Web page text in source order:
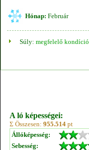
Hónap: Február
Súly: megfelelő kondíció
A ló képességei:
Σ Összesen: 955.514 pt
Állóképesség:
Sebesség: